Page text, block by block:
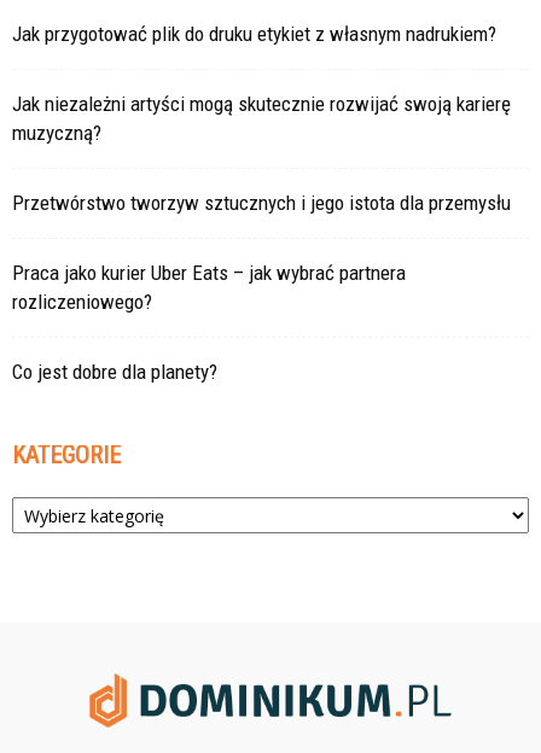
Jak przygotować plik do druku etykiet z własnym nadrukiem?
Jak niezależni artyści mogą skutecznie rozwijać swoją karierę
muzyczną?
Przetwórstwo tworzyw sztucznych i jego istota dla przemysłu
Praca jako kurier Uber Eats – jak wybrać partnera
rozliczeniowego?
Co jest dobre dla planety?
KATEGORIE
Kategorie